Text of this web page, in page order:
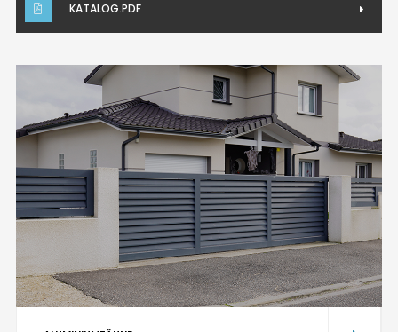
KATALOG.PDF